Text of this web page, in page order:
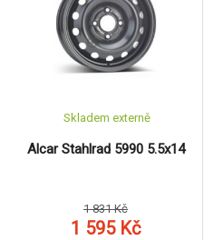
Alcar Stahlrad 5990 5.5x14
Skladem externě
1 831 Kč
1 595 Kč